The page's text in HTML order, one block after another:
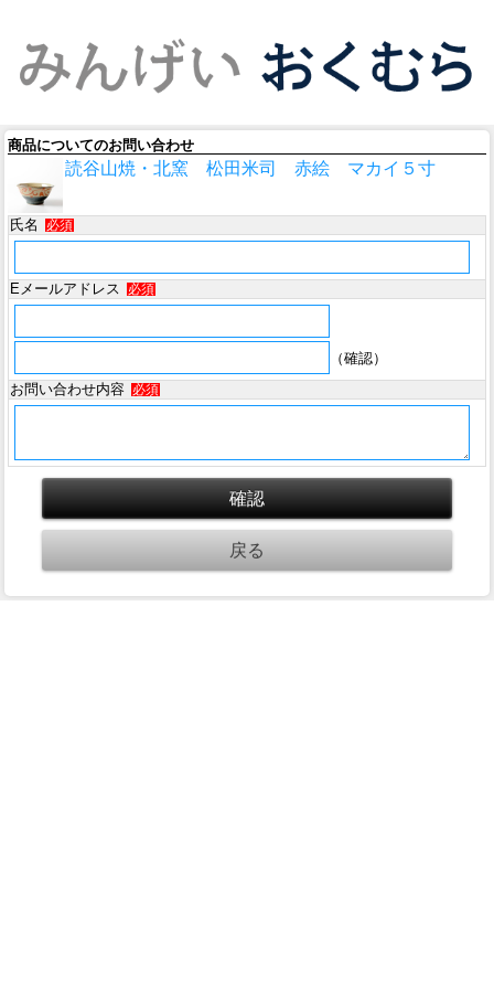
商品についてのお問い合わせ
読谷山焼・北窯 松田米司 赤絵 マカイ５寸
氏名 必須
Eメールアドレス 必須
（確認）
お問い合わせ内容
必須